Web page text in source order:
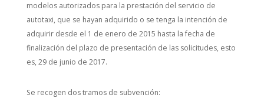
modelos autorizados para la prestación del servicio de
autotaxi, que se hayan adquirido o se tenga la intención de
adquirir desde el 1 de enero de 2015 hasta la fecha de
finalización del plazo de presentación de las solicitudes, esto
es, 29 de junio de 2017.
Se recogen dos tramos de subvención: